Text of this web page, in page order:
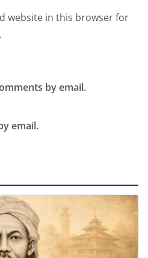
website in this browser for
by email.
email.